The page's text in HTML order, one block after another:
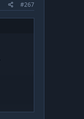
#267